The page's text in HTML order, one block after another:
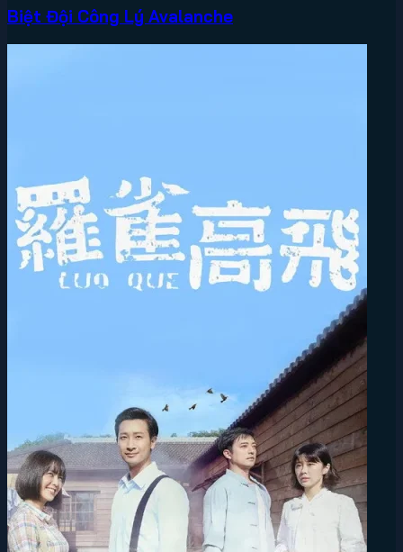
Biệt Đội Công Lý Avalanche